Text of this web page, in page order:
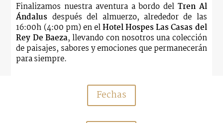
Finalizamos nuestra aventura a bordo del Tren Al
Ándalus después del almuerzo, alrededor de las
16:00h (4:00 pm) en elHotel Hospes Las Casas del
Rey De Baeza, llevando con nosotros una colección
de paisajes, sabores y emociones que permanecerán
para siempre.
Fechas